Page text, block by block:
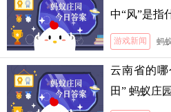
中“风”是指
游戏新闻 蚂
云南省的
田” 蚂蚁庄